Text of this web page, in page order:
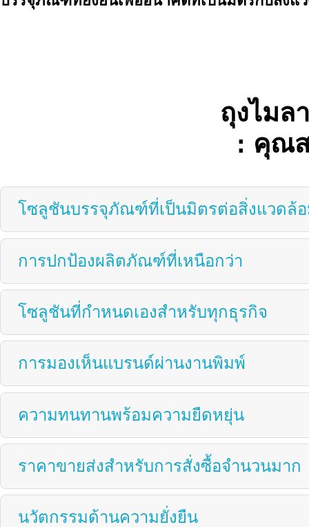
ถุงไมล
: คุณ
โซลูชันบรรจุภัณฑ์ที่เป็นมิตรต่อสิ่งแวดล้
การปกป้องผลิตภัณฑ์ที่เหนือกว่า
โซลูชันที่กำหนดเองสำหรับทุกธุรกิจ
การมองเห็นแบรนด์ผ่านงานพิมพ์
ความทนทานพร้อมความยืดหยุ่น
ราคาขายส่งสำหรับการสั่งซื้อจำนวนมาก
นวัตกรรมด้านความยั่งยืน